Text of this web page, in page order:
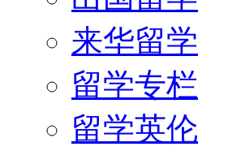
来华留学
留学专栏
留学英伦